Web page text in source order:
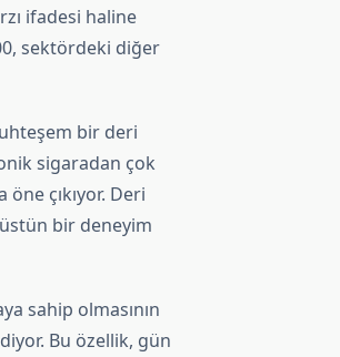
ifadesi haline
sektördeki diğer
bir deri
sigaradan çok
çıkıyor. Deri
bir deneyim
sahip olmasının
Bu özellik, gün